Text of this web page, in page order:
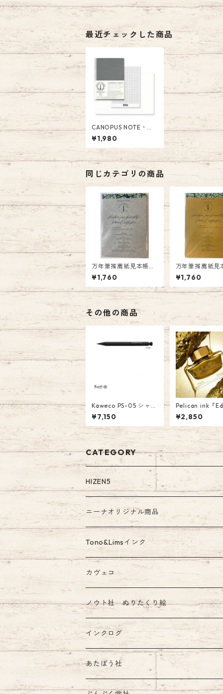
最近チェックした商品
CANOPUS NOTE・カ
ノープスノート GA10
4 山本紙業社製 1980
円(税込)
¥1,980
同じカテゴリの商品
万年筆推薦紙見本帳
A5 Vol.1 PF-A5-01 ￥1
760
¥1,760
万年筆推薦紙
A5 Vol.2 PF-
￥1760
¥1,760
その他の商品
Kaweco PS-05 シャー
プペンシル スペシャ
ル 0.5mm ￥7,150
(税込）
¥7,150
Pelican ink『
n Ink of the
26 Pyrite』
¥2,850
CATEGORY
HIZEN5
ニーナオリジナル商品
ガラスペン
Tono&Limsコラボインク
Tono&Limsインク
カヴェコ
ノウト社 ぬりたくり絵
インクログ
あたぼう社